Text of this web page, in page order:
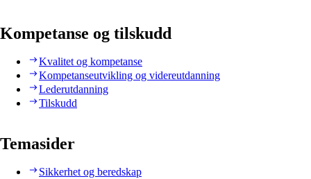
Kompetanse og tilskudd
Kvalitet og kompetanse
Kompetanseutvikling og videreutdanning
Lederutdanning
Tilskudd
Temasider
Sikkerhet og beredskap